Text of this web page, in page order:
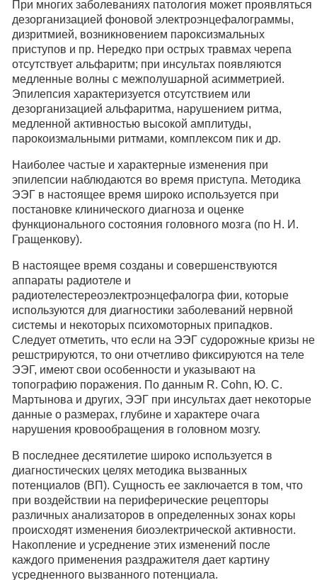
При многих заболеваниях патология может проявляться
дезорганизацией фоновой электроэнцефалограммы,
дизритмией, возникновением пароксизмальных
приступов и пр. Нередко при острых травмах черепа
отсутствует альфаритм; при инсультах появляются
медленные волны с межполушарной асимметрией.
Эпилепсия характеризуется отсутствием или
дезорганизацией альфаритма, нарушением ритма,
медленной активностью высокой амплитуды,
парокоизмальными ритмами, комплексом пик и др.
Наиболее частые и характерные изменения при
эпилепсии наблюдаются во время приступа. Методика
ЭЭГ в настоящее время широко используется при
постановке клинического диагноза и оценке
функционального состояния головного мозга (по Н. И.
Гращенкову).
В настоящее время созданы и совершенствуются
аппараты радиотеле и
радиотелестереоэлектроэнцефалогра фии, которые
используются для диагностики заболеваний нервной
системы и некоторых психомоторных припадков.
Следует отметить, что если на ЭЭГ судорожные кризы не
решстрируются, то они отчетливо фиксируются на теле
ЭЭГ, имеют свои особенности и указывают на
топографию поражения. По данным R. Cohn, Ю. С.
Мартынова и других, ЭЭГ при инсультах дает некоторые
данные о размерах, глубине и характере очага
нарушения кровообращения в головном мозгу.
В последнее десятилетие широко используется в
диагностических целях методика вызванных
потенциалов (ВП). Сущность ее заключается в том, что
при воздействии на периферические рецепторы
различных анализаторов в определенных зонах коры
происходят изменения биоэлектрической активности.
Накопление и усреднение этих изменений после
каждого применения раздражителя дает картину
усредненного вызванного потенциала.